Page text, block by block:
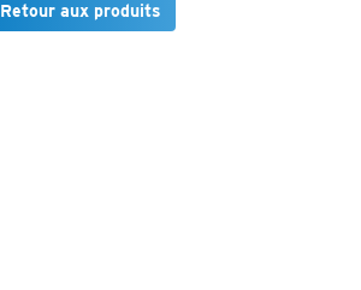
Retour aux produits